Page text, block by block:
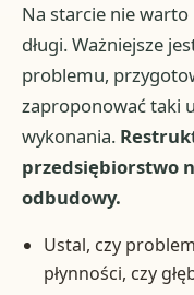
Na starcie nie warto
długi. Ważniejsze
problemu,
zaproponować taki
wykonania.
przedsiębiorstwo
odbudowy.
Ustal, czy
płynności, czy